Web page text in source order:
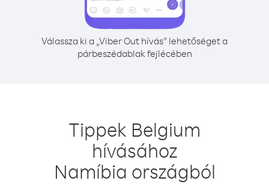
Válassza ki a „Viber Out hívás” lehetőséget a
párbeszédablak fejlécében
Tippek Belgium
hívásához
Namíbia országból